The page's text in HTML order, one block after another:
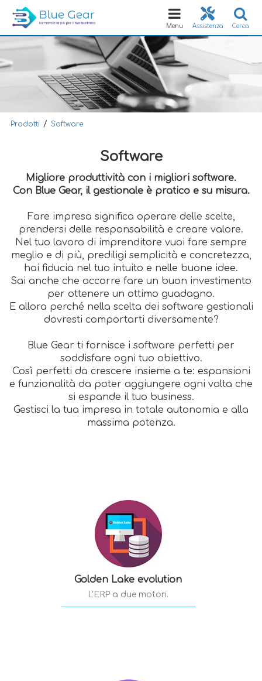
Cerca
Assistenza
Toggle
navigation
Menu
Prodotti / Software
Software
Migliore produttività con i migliori software.
Con Blue Gear, il gestionale è pratico e su misura.
Fare impresa significa operare delle scelte,
prendersi delle responsabilità e creare valore.
Nel tuo lavoro di imprenditore vuoi fare sempre
meglio e di più, prediligi semplicità e concretezza,
hai fiducia nel tuo intuito e nelle buone idee.
Sai anche che occorre fare un buon investimento
per ottenere un ottimo guadagno.
E allora perché nella scelta dei software gestionali
dovresti comportarti diversamente?
Blue Gear ti fornisce i software perfetti per
soddisfare ogni tuo obiettivo.
Così perfetti da crescere insieme a te: espansioni
e funzionalità da poter aggiungere ogni volta che
si espande il tuo business.
Gestisci la tua impresa in totale autonomia e alla
massima potenza.
Golden Lake evolution
L'ERP a due motori.